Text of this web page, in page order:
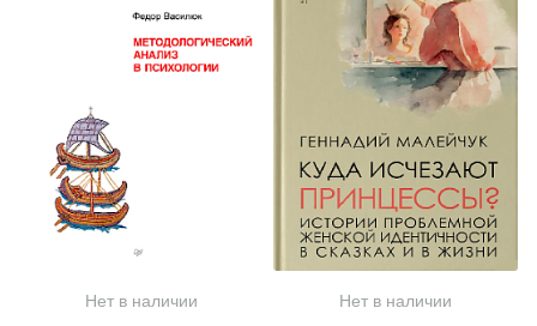
Нет в наличии
Нет в наличии